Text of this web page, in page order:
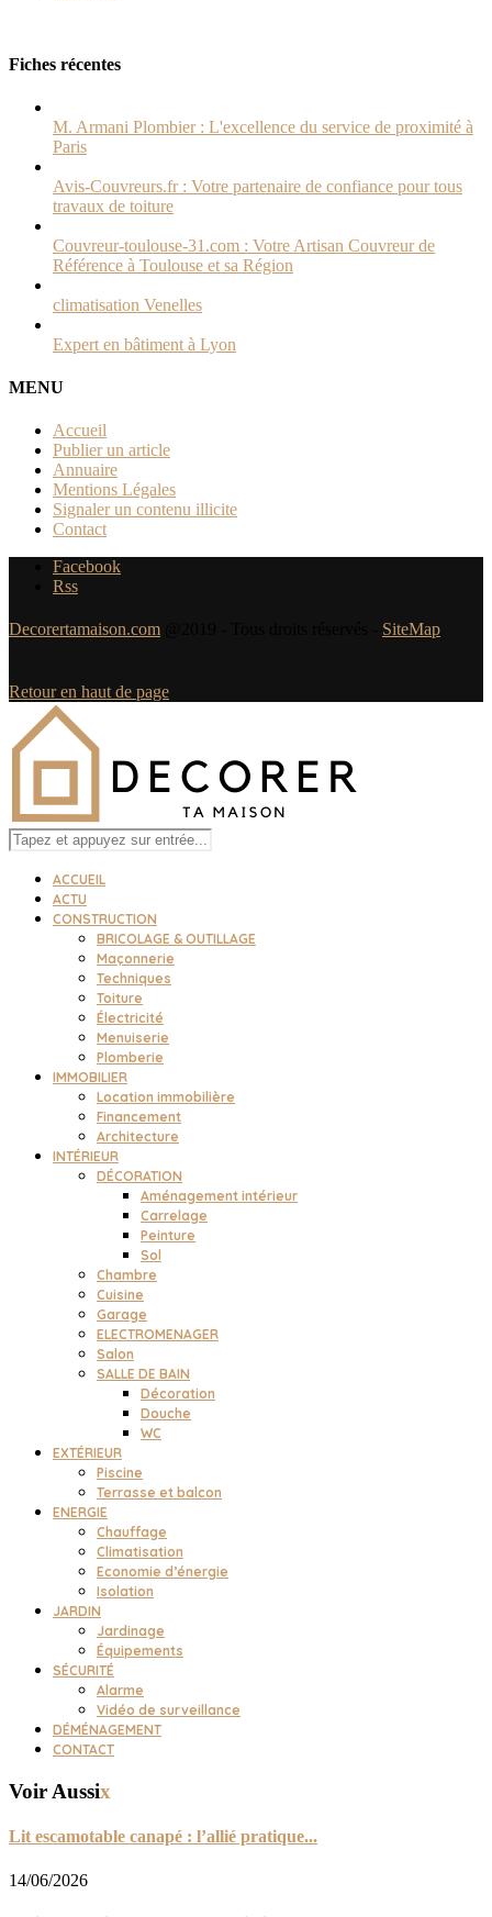
Fiches récentes
M. Armani Plombier : L'excellence du service de proximité à
Paris
Avis-Couvreurs.fr : Votre partenaire de confiance pour tous
travaux de toiture
Couvreur-toulouse-31.com : Votre Artisan Couvreur de
Référence à Toulouse et sa Région
climatisation Venelles
Expert en bâtiment à Lyon
MENU
Accueil
Publier un article
Annuaire
Mentions Légales
Signaler un contenu illicite
Contact
Facebook
Rss
Decorertamaison.com SiteMap
Retour en haut de page
ACCUEIL
ACTU
CONSTRUCTION
BRICOLAGE & OUTILLAGE
Maçonnerie
Techniques
Toiture
Électricité
Menuiserie
Plomberie
IMMOBILIER
Location immobilière
Financement
Architecture
INTÉRIEUR
DÉCORATION
Aménagement intérieur
Carrelage
Peinture
Sol
Chambre
Cuisine
Garage
ELECTROMENAGER
Salon
SALLE DE BAIN
Décoration
Douche
WC
EXTÉRIEUR
Piscine
Terrasse et balcon
ENERGIE
Chauffage
Climatisation
Economie d’énergie
Isolation
JARDIN
Jardinage
Équipements
SÉCURITÉ
Alarme
Vidéo de surveillance
DÉMÉNAGEMENT
CONTACT
Voir Aussix
Lit escamotable canapé : l’allié pratique...
14/06/2026